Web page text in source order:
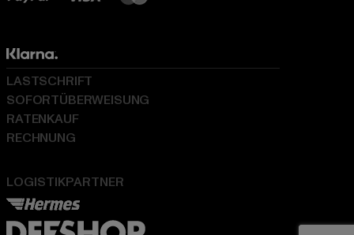
LOGISTIKPARTNER
LASTSCHRIFT
SOFORTÜBERWEISUNG
RATENKAUF
RECHNUNG